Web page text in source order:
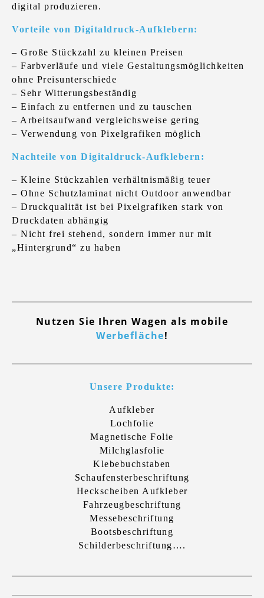
digital produzieren.
Vorteile von Digitaldruck-Aufklebern:
– Große Stückzahl zu kleinen Preisen
– Farbverläufe und viele Gestaltungsmöglichkeiten
ohne Preisunterschiede
– Sehr Witterungsbeständig
– Einfach zu entfernen und zu tauschen
– Arbeitsaufwand vergleichsweise gering
– Verwendung von Pixelgrafiken möglich
Nachteile von Digitaldruck-Aufklebern:
– Kleine Stückzahlen verhältnismäßig teuer
– Ohne Schutzlaminat nicht Outdoor anwendbar
– Druckqualität ist bei Pixelgrafiken stark von
Druckdaten abhängig
– Nicht frei stehend, sondern immer nur mit
„Hintergrund“ zu haben
Nutzen Sie Ihren Wagen als mobile
Werbefläche!
Unsere Produkte:
Aufkleber
Lochfolie
Magnetische Folie
Milchglasfolie
Klebebuchstaben
Schaufensterbeschriftung
Heckscheiben Aufkleber
Fahrzeugbeschriftung
Messebeschriftung
Bootsbeschriftung
Schilderbeschriftung….